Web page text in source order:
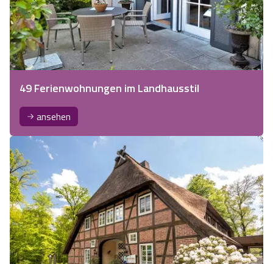
49 Ferienwohnungen im Landhausstil
ansehen